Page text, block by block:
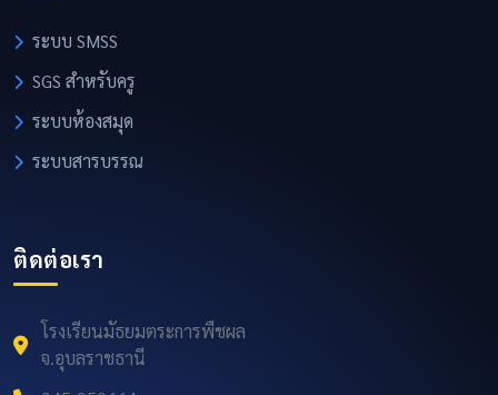
ระบบ SMSS
SGS สำหรับครู
ระบบห้องสมุด
ระบบสารบรรณ
ติดต่อเรา
โรงเรียนมัธยมตระการพืชผล
จ.อุบลราชธานี